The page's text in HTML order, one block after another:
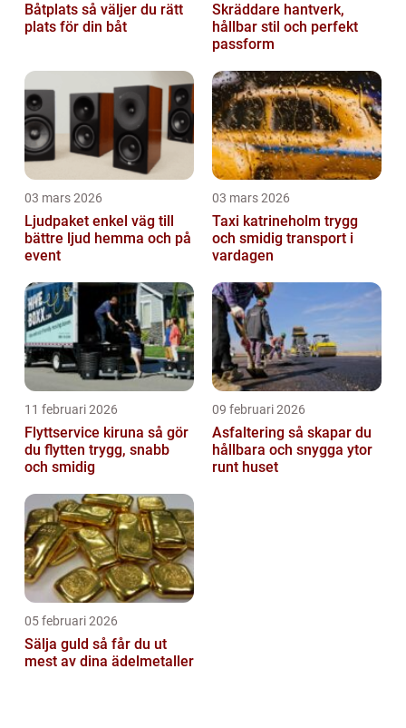
Båtplats så väljer du rätt
plats för din båt
Skräddare hantverk,
hållbar stil och perfekt
passform
03 mars 2026
Ljudpaket enkel väg till
bättre ljud hemma och på
event
03 mars 2026
Taxi katrineholm trygg
och smidig transport i
vardagen
11 februari 2026
Flyttservice kiruna så gör
du flytten trygg, snabb
och smidig
09 februari 2026
Asfaltering så skapar du
hållbara och snygga ytor
runt huset
05 februari 2026
Sälja guld så får du ut
mest av dina ädelmetaller